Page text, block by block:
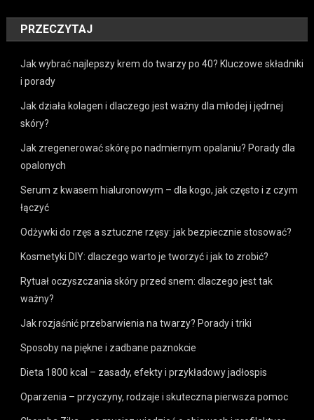
PRZECZYTAJ
Jak wybrać najlepszy krem do twarzy po 40? Kluczowe składniki
i porady
Jak działa kolagen i dlaczego jest ważny dla młodej i jędrnej
skóry?
Jak zregenerować skórę po nadmiernym opalaniu? Porady dla
opalonych
Serum z kwasem hialuronowym – dla kogo, jak często i z czym
łączyć
Odżywki do rzęs a sztuczne rzęsy: jak bezpiecznie stosować?
Kosmetyki DIY: dlaczego warto je tworzyć i jak to zrobić?
Rytuał oczyszczania skóry przed snem: dlaczego jest tak
ważny?
Jak rozjaśnić przebarwienia na twarzy? Porady i triki
Sposoby na piękne i zadbane paznokcie
Dieta 1800 kcal – zasady, efekty i przykładowy jadłospis
Oparzenia – przyczyny, rodzaje i skuteczna pierwsza pomoc